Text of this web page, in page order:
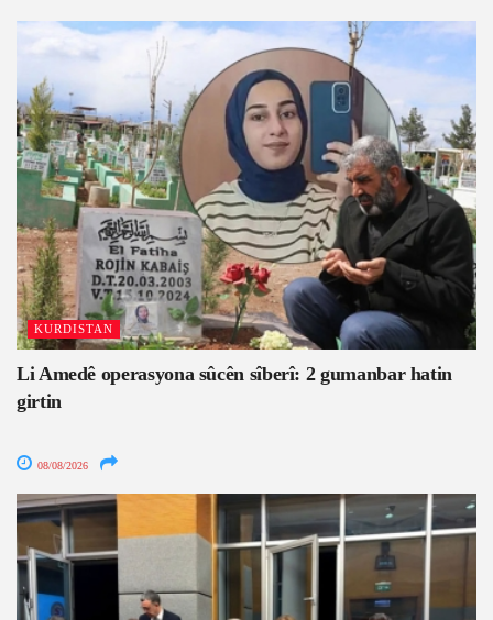
KURDISTAN
Li Amedê operasyona sûcên sîberî: 2 gumanbar hatin
girtin
08/08/2026